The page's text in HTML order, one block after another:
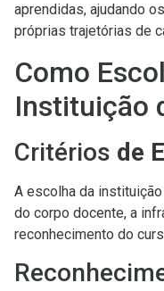
aprendidas, ajudando
próprias trajetórias de
Como
Instituição
Critérios de
A escolha da
do corpo docente, a
reconhecimento do